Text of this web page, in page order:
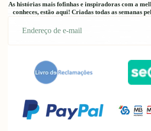
As histórias mais fofinhas e inspiradoras com a
conheces, estão aqui! Criadas todas as semanas